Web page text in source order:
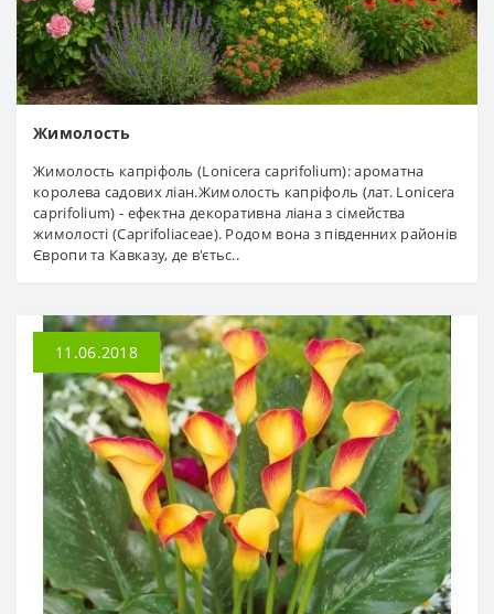
Жимолость
Жимолость капріфоль (Lonicera caprifolium): ароматна
королева садових ліан.Жимолость капріфоль (лат. Lonicera
caprifolium) - ефектна декоративна ліана з сімейства
жимолості (Caprifoliaceae). Родом вона з південних районів
Європи та Кавказу, де в'єтьс..
11.06.2018